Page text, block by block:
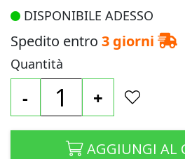
DISPONIBILE ADESSO
Spedito entro 3 giorni
Quantità
- +
AGGIUNGI AL